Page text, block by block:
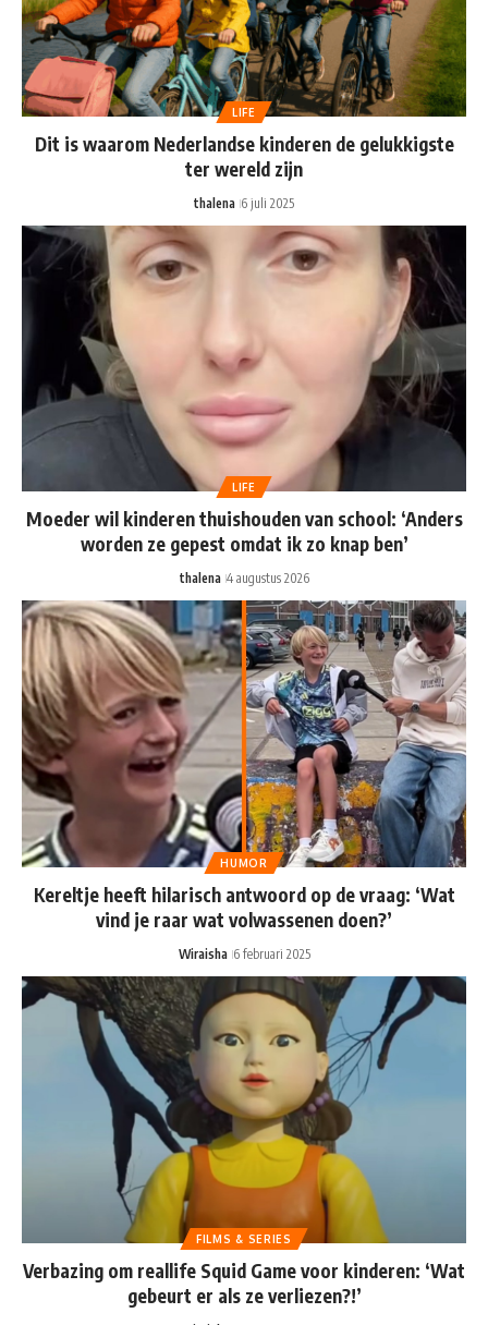
LIFE
Dit is waarom Nederlandse kinderen de gelukkigste
ter wereld zijn
thalena 6 juli 2025
LIFE
Moeder wil kinderen thuishouden van school: ‘Anders
worden ze gepest omdat ik zo knap ben’
thalena 4 augustus 2026
HUMOR
Kereltje heeft hilarisch antwoord op de vraag: ‘Wat
vind je raar wat volwassenen doen?’
Wiraisha 6 februari 2025
FILMS & SERIES
Verbazing om reallife Squid Game voor kinderen: ‘Wat
gebeurt er als ze verliezen?!’